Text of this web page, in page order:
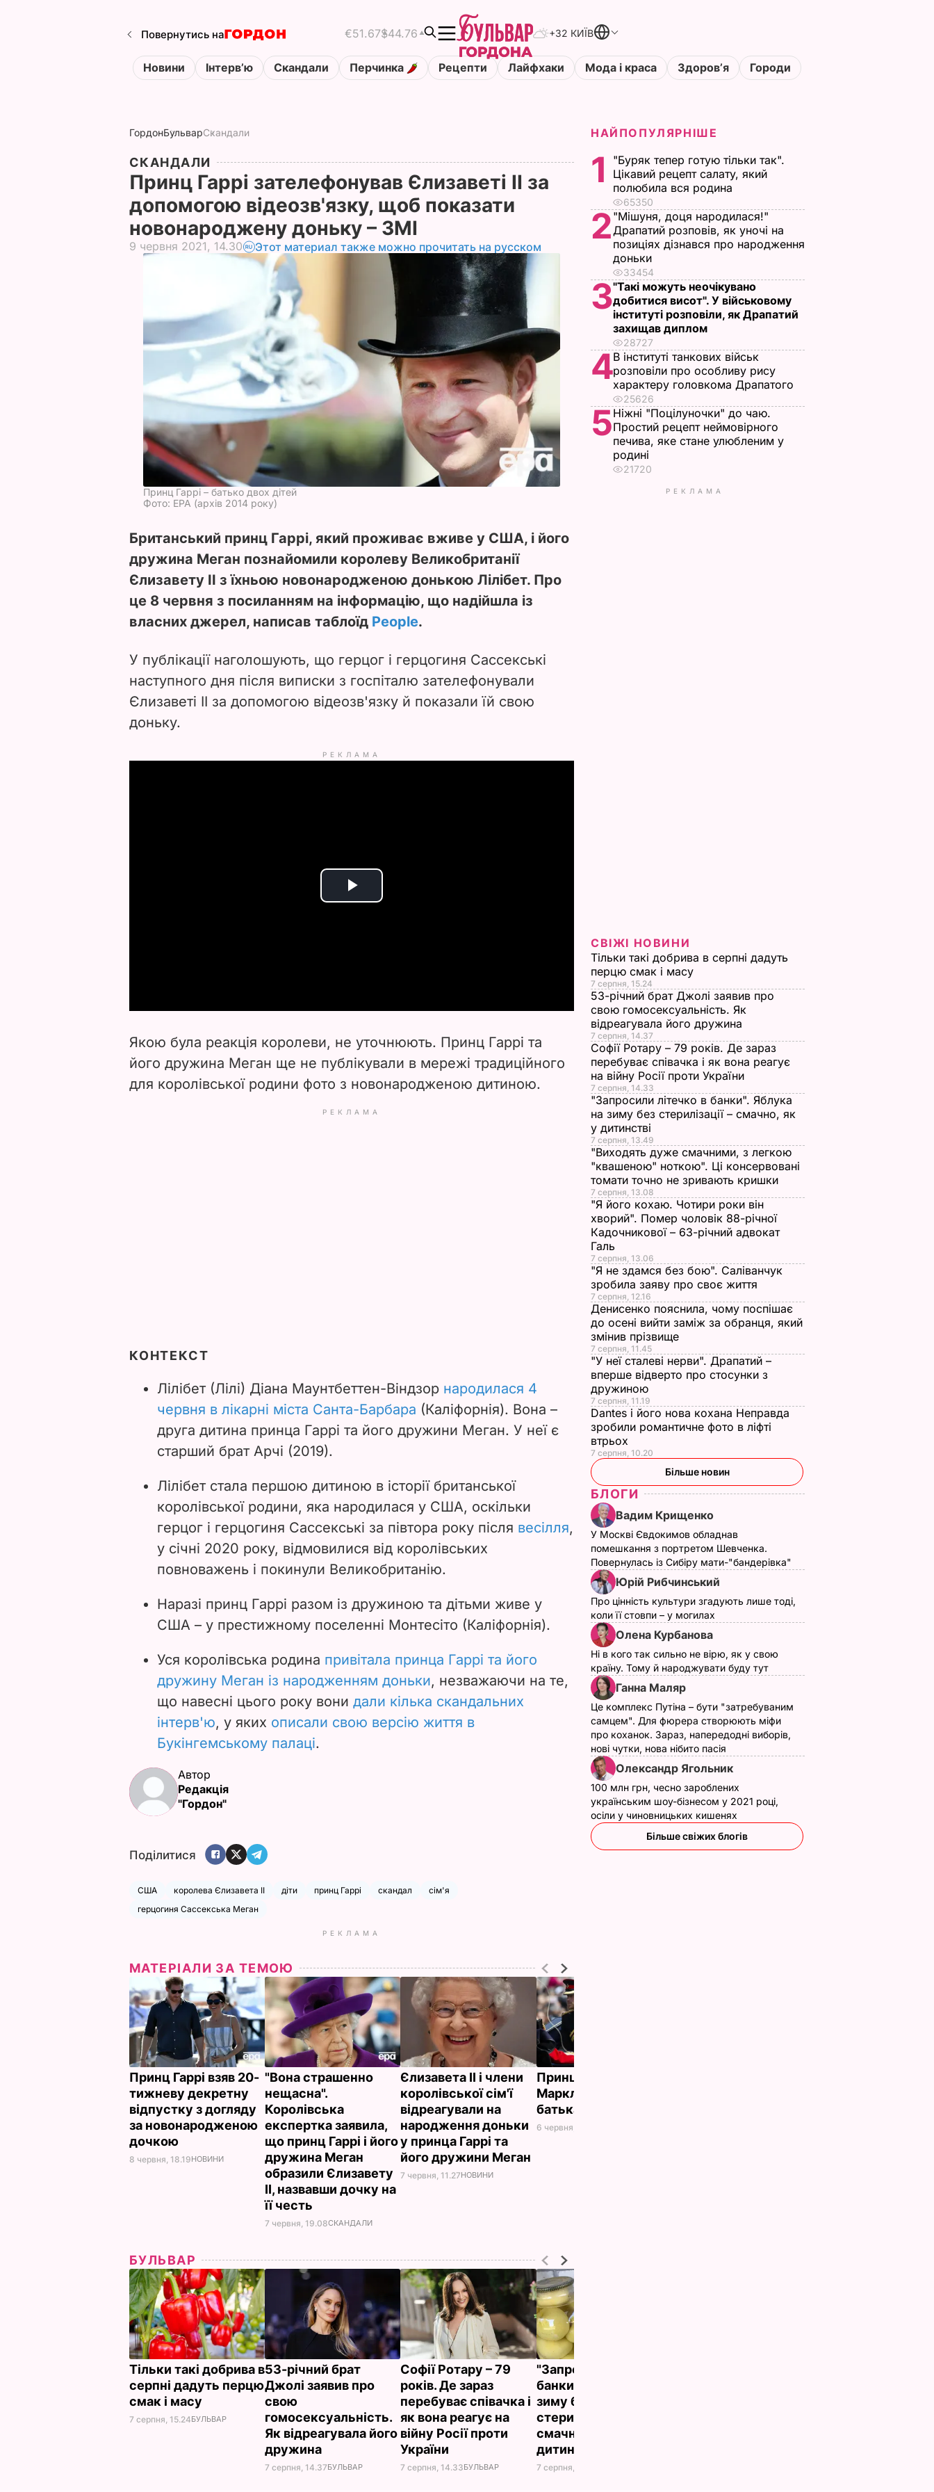
Повернутись на €51.67$44.76 +32 КИЇВ
Новини Інтервʼю Скандали Перчинка Рецепти Лайфхаки Мода і краса Здоровʼя Городи
ГордонБульварСкандали
СКАНДАЛИ
Принц Гаррі зателефонував Єлизаветі II за
допомогою відеозв'язку, щоб показати
новонароджену доньку – ЗМІ
9 червня 2021, 14.30 Этот материал также можно прочитать на русском
Принц Гаррі – батько двох дітей
Фото: ЕРА (архів 2014 року)
Британський принц Гаррі, який проживає вживе у США, і його
дружина Меган познайомили королеву Великобританії
Єлизавету II з їхньою новонародженою донькою Лілібет. Про
це 8 червня з посиланням на інформацію, що надійшла із
власних джерел, написав таблоїд People.
У публікації наголошують, що герцог і герцогиня Сассекські
наступного дня після виписки з госпіталю зателефонували
Єлизаветі II за допомогою відеозв'язку й показали їй свою
доньку.
РЕКЛАМА
P
i
d
e
Якою була реакція королеви, не уточнюють. Принц Гаррі та
його дружина Меган ще не публікували в мережі традиційного
для королівської родини фото з новонародженою дитиною.
РЕКЛАМА
КОНТЕКСТ
Лілібет (Лілі) Діана Маунтбеттен-Віндзор народилася 4
червня в лікарні міста Санта-Барбара (Каліфорнія). Вона –
друга дитина принца Гаррі та його дружини Меган. У неї є
старший брат Арчі (2019).
Лілібет стала першою дитиною в історії британської
королівської родини, яка народилася у США, оскільки
герцог і герцогиня Сассекські за півтора року після весілля,
у січні 2020 року, відмовилися від королівських
повноважень і покинули Великобританію.
Наразі принц Гаррі разом із дружиною та дітьми живе у
США – у престижному поселенні Монтесіто (Каліфорнія).
Уся королівська родина привітала принца Гаррі та його
дружину Меган із народженням доньки, незважаючи на те,
що навесні цього року вони дали кілька скандальних
інтерв'ю, у яких описали свою версію життя в
Букінгемському палаці.
Автор
Редакція
"Гордон"
Поділитися
США королева Єлизавета II діти принц Гаррі скандал
сім'я
герцогиня Сассекська Меган
РЕКЛАМА
МАТЕРІАЛИ ЗА ТЕМОЮ
Принц Гаррі взяв 20-
тижневу декретну
відпустку з догляду
за новонародженою
дочкою
8 червня, 18.19НОВИНИ
"Вона страшенно
нещасна".
Королівська
експертка заявила,
що принц Гаррі і його
дружина Меган
образили Єлизавету
II, назвавши дочку на
її честь
7 червня, 19.08СКАНДАЛИ
Єлизавета II і члени
королівської сім'ї
відреагували на
народження доньки
у принца Гаррі та
його дружини Меган
7 червня, 11.27НОВИНИ
Принц Гаррі та Меган
Маркл удруге стали
батьками
6 червня, 19.37
БУЛЬВАР
Тільки такі добрива в
серпні дадуть перцю
смак і масу
7 серпня, 15.24БУЛЬВАР
53-річний брат
Джолі заявив про
свою
гомосексуальність.
Як відреагувала його
дружина
7 серпня, 14.37БУЛЬВАР
Софії Ротару – 79
років. Де зараз
перебуває співачка і
як вона реагує на
війну Росії проти
України
7 серпня, 14.33БУЛЬВАР
"Запросили літечко в
банки". Яблука на
зиму без
стерилізації –
смачно, як у
дитинстві
7 серпня, 13.49
НАЙПОПУЛЯРНІШЕ
1
"Буряк тепер готую тільки так".
Цікавий рецепт салату, який
полюбила вся родина
65350
2 "Мішуня, доця народилася!"
Драпатий розповів, як уночі на
позиціях дізнався про народження
доньки
33454
3"Такі можуть неочікувано
добитися висот". У військовому
інституті розповіли, як Драпатий
захищав диплом
28727
4В інституті танкових військ
розповіли про особливу рису
характеру головкома Драпатого
25626
5Ніжні "Поцілуночки" до чаю.
Простий рецепт неймовірного
печива, яке стане улюбленим у
родині
21720
РЕКЛАМА
СВІЖІ НОВИНИ
Тільки такі добрива в серпні дадуть
перцю смак і масу
7 серпня, 15.24
53-річний брат Джолі заявив про
свою гомосексуальність. Як
відреагувала його дружина
7 серпня, 14.37
Софії Ротару – 79 років. Де зараз
перебуває співачка і як вона реагує
на війну Росії проти України
7 серпня, 14.33
"Запросили літечко в банки". Яблука
на зиму без стерилізації – смачно, як
у дитинстві
7 серпня, 13.49
"Виходять дуже смачними, з легкою
"квашеною" ноткою". Ці консервовані
томати точно не зривають кришки
7 серпня, 13.08
"Я його кохаю. Чотири роки він
хворий". Помер чоловік 88-річної
Кадочникової – 63-річний адвокат
Галь
7 серпня, 13.06
"Я не здамся без бою". Саліванчук
зробила заяву про своє життя
7 серпня, 12.16
Денисенко пояснила, чому поспішає
до осені вийти заміж за обранця, який
змінив прізвище
7 серпня, 11.45
"У неї сталеві нерви". Драпатий –
вперше відверто про стосунки з
дружиною
7 серпня, 11.19
Dantes і його нова кохана Неправда
зробили романтичне фото в ліфті
втрьох
7 серпня, 10.20
Більше новин
БЛОГИ
Вадим Крищенко
У Москві Євдокимов обладнав
помешкання з портретом Шевченка.
Повернулась із Сибіру мати-"бандерівка"
Юрій Рибчинський
Про цінність культури згадують лише тоді,
коли її стовпи – у могилах
Олена Курбанова
Ні в кого так сильно не вірю, як у свою
країну. Тому й народжувати буду тут
Ганна Маляр
Це комплекс Путіна – бути "затребуваним
самцем". Для фюрера створюють міфи
про коханок. Зараз, напередодні виборів,
нові чутки, нова нібито пасія
Олександр Ягольник
100 млн грн, чесно зароблених
українським шоу-бізнесом у 2021 році,
осіли у чиновницьких кишенях
Більше свіжих блогів